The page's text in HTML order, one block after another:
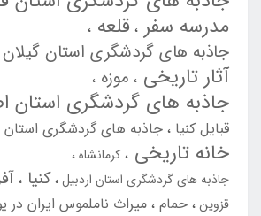
مدرسه سفر قلعه
جاذبه های گردشگری استان گیلان
آثار تاریخی موزه
جاذبه های گردشگری استان
قبایل کنیا جاذبه های گردشگری استان
خانه تاریخی
کرمانشاه
جاذبه های گردشگری استان اردبیل کنیا
قزوین حمام میراث ناملموس ایران در